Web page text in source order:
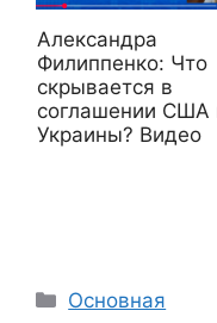
Александра
Филиппенко: Что
скрывается в
соглашении США
Украины? Видео
Рубрики
Основная